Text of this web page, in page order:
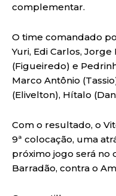
complementar.
O time comandado
Yuri, Edi Carlos,
(Figueiredo) e
Marco Antônio
(Elivelton), Hítalo
Com o resultado, o
9ª colocação, uma
próximo jogo será no
Barradão, contra o